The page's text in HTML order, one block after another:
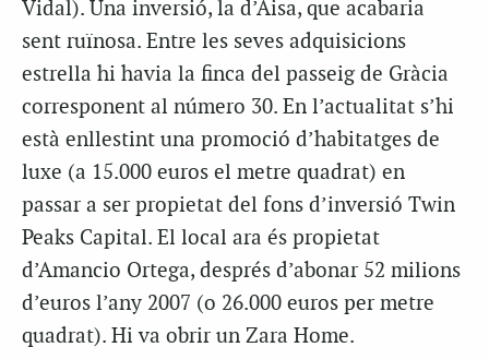
Vidal). Una inversió, la d’Aisa, que acabaria
sent ruïnosa. Entre les seves adquisicions
estrella hi havia la finca del passeig de Gràcia
corresponent al número 30. En l’actualitat s’hi
està enllestint una promoció d’habitatges de
luxe (a 15.000 euros el metre quadrat) en
passar a ser propietat del fons d’inversió Twin
Peaks Capital. El local ara és propietat
d’Amancio Ortega, després d’abonar 52 milions
d’euros l’any 2007 (o 26.000 euros per metre
quadrat). Hi va obrir un Zara Home.